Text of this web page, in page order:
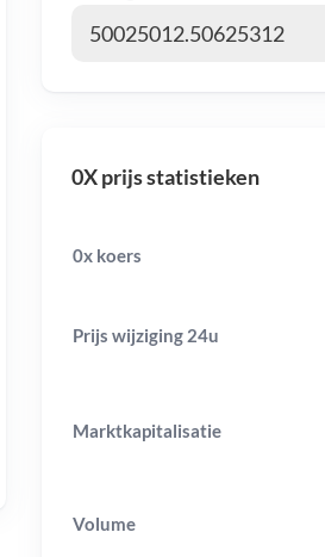
0X prijs statistieken
0x koers
Prijs wijziging 24u
Marktkapitalisatie
Volume